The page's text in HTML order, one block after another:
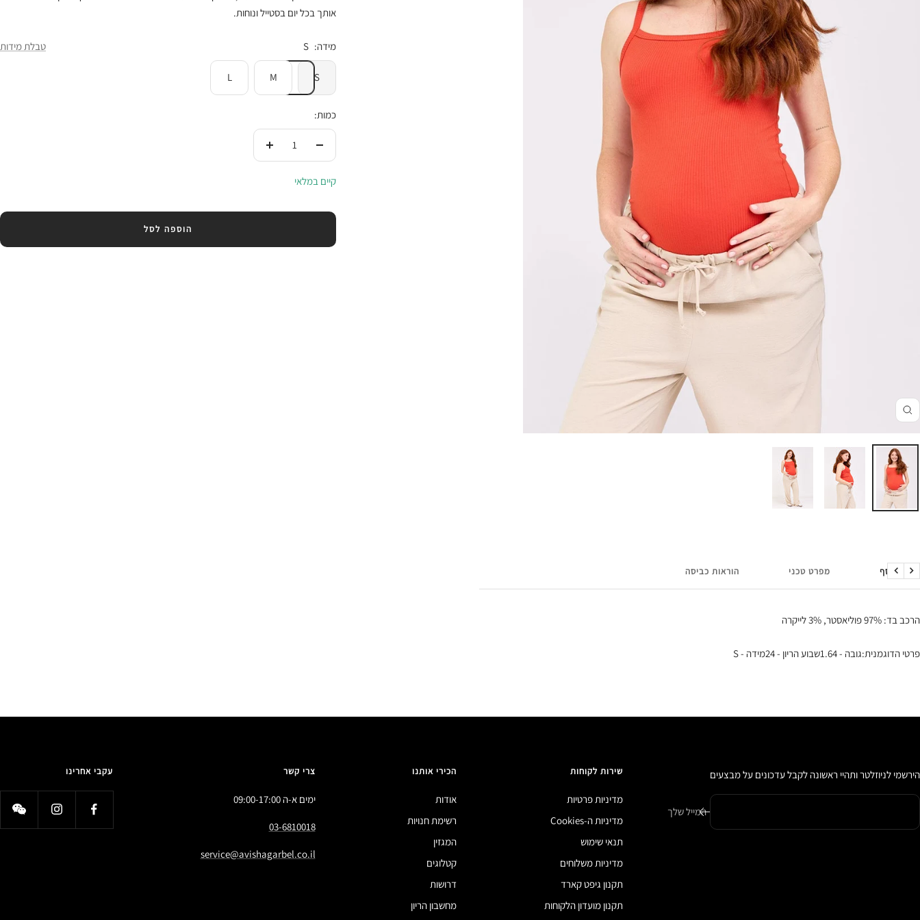
זום
אותך בכל יום בסטייל ונוחות.
מידה: S טבלת מידות
S
M
L
כמות:
העלי
קיים במלאי
הוספה לסל
מידע נוסף מפרט טכני הוראות כביסה
הקודם
הבא
הרכב בד: 97% פוליאסטר, 3% לייקרה
פרטי הדוגמנית:גובה - 1.64שבוע הריון - 24מידה - S
הירשמי לניוזלטר ותהיי ראשונה לקבל עדכונים על מבצעים
המייל שלך
שירות לקוחות
מדיניות פרטיות
מדיניות ה-Cookies
תנאי שימוש
מדיניות משלוחים
תקנון גיפט קארד
תקנון מועדון הלקוחות
הכירי אותנו
אודות
רשימת חנויות
המגזין
קטלוגים
דרושות
מחשבון הריון
צרי קשר
ימים א-ה 09:00-17:00
03-6810018
service@avishagarbel.co.il
עקבי אחרינו